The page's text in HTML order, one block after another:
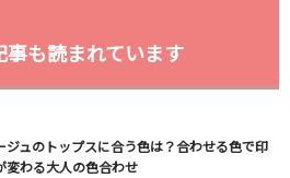
事も読まれています
ジュのトップスに合う色は？合わせる色で印
変わる大人の色合わせ